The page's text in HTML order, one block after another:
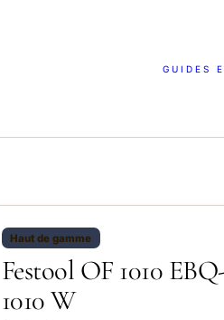
GUIDES
Haut de gamme
Festool OF 1010
1010 W